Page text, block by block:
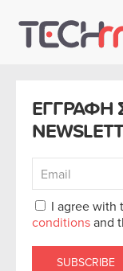
Skip to main
ΕΓΓΡΑΦΗ
I agree with
conditionsand
SUBSCRIBE